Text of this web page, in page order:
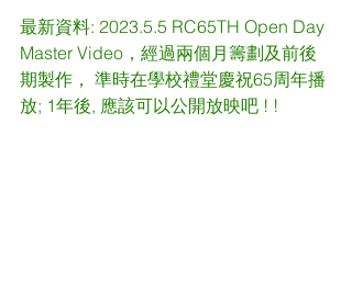
最新資料: 2023.5.5 RC65TH Open Day
Master Video，經過兩個月籌劃及前後
期製作， 準時在學校禮堂慶祝65周年播
放; 1年後, 應該可以公開放映吧 ! !